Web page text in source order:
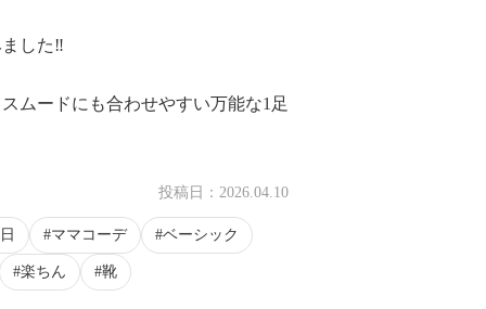
した‼︎
ムードにも合わせやすい万能な1足
投稿日： 2026.04.10
ママコーデ ベーシック
楽ちん 靴